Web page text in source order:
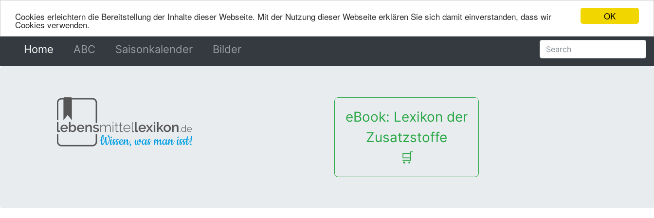
OK
Cookies erleichtern die Bereitstellung der Inhalte dieser Webseite. Mit der Nutzung dieser Webseite erklären Sie sich damit einverstanden, dass wir
Cookies verwenden.
Home (current)
ABC Saisonkalender Bilder
eBook: Lexikon der
Zusatzstoffe
🛒